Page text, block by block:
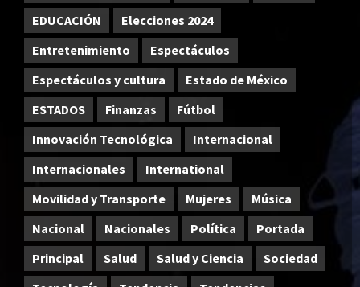
EDUCACIÓN
Elecciones 2024
Entretenimiento
Espectáculos
Espectáculos y cultura
Estado de México
ESTADOS
Finanzas
Fútbol
Innovación Tecnológica
Internacional
Internacionales
International
Movilidad y Transporte
Mujeres
Música
Nacional
Nacionales Política
Portada
Principal
Salud Salud y Ciencia
Sociedad